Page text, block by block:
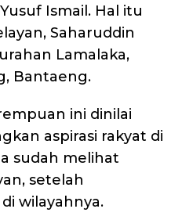
Ismail. Hal itu
Saharuddin
Lamalaka,
Bantaeng.
ini dinilai
aspirasi rakyat di
sudah melihat
setelah
wilayahnya.